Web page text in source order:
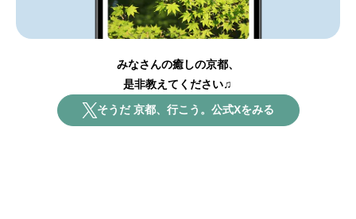
みなさんの癒しの京都、
是非教えてください♫
そうだ 京都、行こう。公式Xをみる